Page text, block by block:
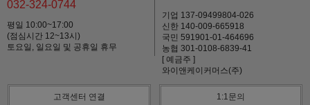
032-324-0744
평일 10:00~17:00
(점심시간 12~13시)
토요일, 일요일 및 공휴일 휴무
기업 137-09499804-026
신한 140-009-665918
국민 591901-01-464696
농협 301-0108-6839-41
[ 예금주 ]
와이앤케이커머스(주)
고객센터 연결 1:1문의